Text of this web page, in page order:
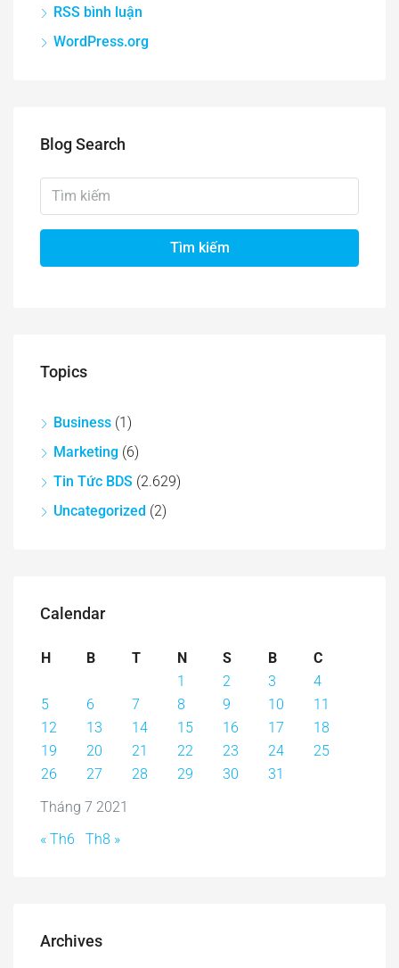
RSS bình luận
WordPress.org
Blog Search
Tìm kiếm
Topics
Business (1)
Marketing (6)
Tin Tức BDS (2.629)
Uncategorized (2)
Calendar
Tháng 7 2021
H B T N S B
C
1
2 3
4
5
6 7 8 9 10
11
12
13 14 15 16 17
18
19
20 21 22 23 24
25
26
27 28 29 30 31
« Th6 Th8 »
Archives